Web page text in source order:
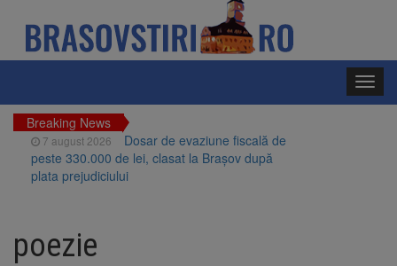
Breaking News
7 august 2026
Dosar de evaziune fiscală de
peste 330.000 de lei, clasat la Brașov după
plata prejudiciului
sistarea plăților către Brai-Cata și Comprest.
Motivul: platforme de gunoi neigienizate
poezie